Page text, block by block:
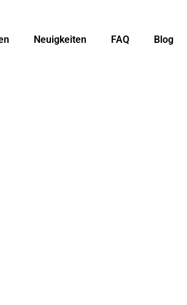
Neuigkeiten FAQ Blog